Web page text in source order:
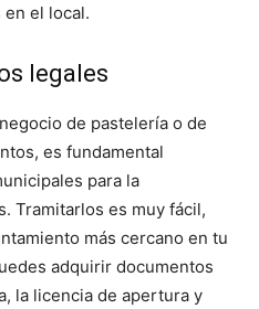
el local.
legales
de pastelería o de
es fundamental
para la
Tramitarlos es muy fácil,
más cercano en tu
adquirir documentos
la licencia de apertura y